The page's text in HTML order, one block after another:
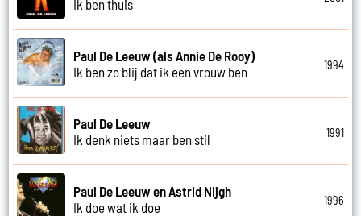
Ik ben thuis
Paul De Leeuw (als Annie De Rooy)
Ik ben zo blij dat ik een vrouw ben
1994
Paul De Leeuw
Ik denk niets maar ben stil
1991
Paul De Leeuw en Astrid Nijgh
Ik doe wat ik doe
1996